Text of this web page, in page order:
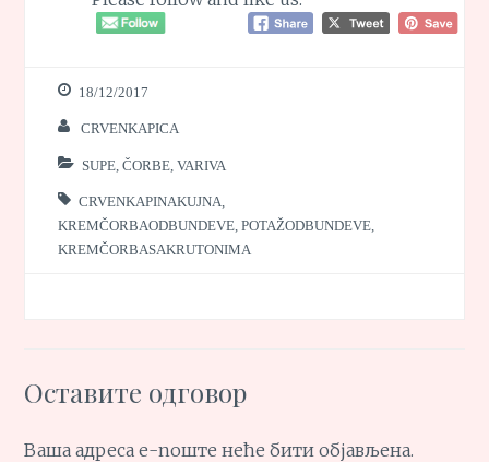
18/12/2017
CRVENKAPICA
SUPE, ČORBE, VARIVA
CRVENKAPINAKUJNA
KREMČORBAODBUNDEVE ,POTAŽODBUNDEVE
KREMČORBASAKRUTONIMA
Оставите одговор
Ваша адреса е-поште неће бити објављена.